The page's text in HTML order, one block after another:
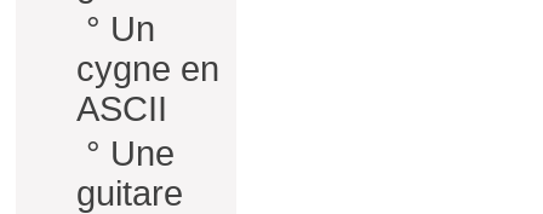
° Un
cygne en
ASCII
° Une
guitare